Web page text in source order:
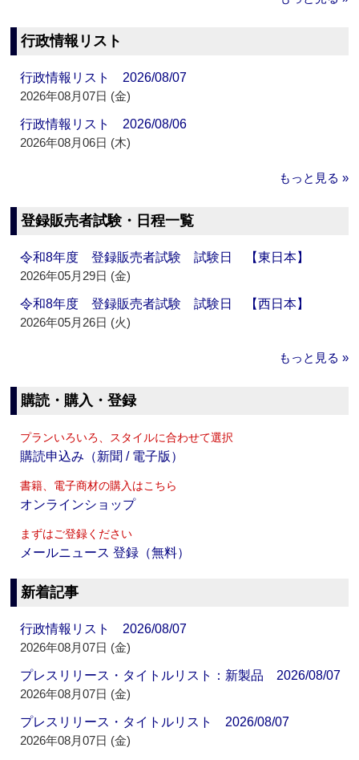
行政情報リスト
行政情報リスト 2026/08/07
2026年08月07日 (金)
行政情報リスト 2026/08/06
2026年08月06日 (木)
もっと見る »
登録販売者試験・日程一覧
令和8年度 登録販売者試験 試験日 【東日本】
2026年05月29日 (金)
令和8年度 登録販売者試験 試験日 【西日本】
2026年05月26日 (火)
もっと見る »
購読・購入・登録
プランいろいろ、スタイルに合わせて選択
購読申込み（新聞 / 電子版）
書籍、電子商材の購入はこちら
オンラインショップ
まずはご登録ください
メールニュース 登録（無料）
新着記事
行政情報リスト 2026/08/07
2026年08月07日 (金)
プレスリリース・タイトルリスト：新製品 2026/08/07
2026年08月07日 (金)
プレスリリース・タイトルリスト 2026/08/07
2026年08月07日 (金)